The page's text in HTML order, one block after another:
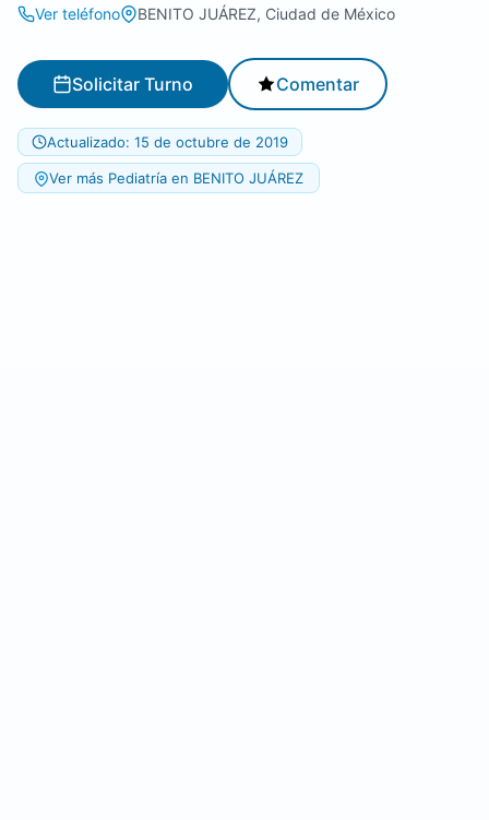
Ver teléfono BENITO JUÁREZ, Ciudad de México
Solicitar Turno Comentar
Actualizado: 15 de octubre de 2019
Ver más Pediatría en BENITO JUÁREZ